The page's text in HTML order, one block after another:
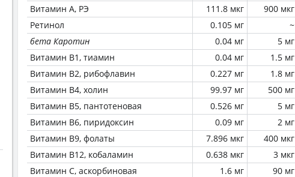
Витамин А, РЭ 111.8 мкг 900 мкг
Ретинол
0.105 мг
~
бета Каротин
0.04 мг 5 мг
Витамин В1, тиамин
0.04 мг 1.5 мг
Витамин В2, рибофлавин
0.227 мг 1.8 мг
Витамин В4, холин
99.97 мг 500 мг
Витамин В5, пантотеновая
0.526 мг 5 мг
Витамин В6, пиридоксин
0.09 мг 2 мг
Витамин В9, фолаты
7.896 мкг 400 мкг
Витамин В12, кобаламин
0.638 мкг 3 мкг
Витамин C, аскорбиновая
1.6 мг 90 мг